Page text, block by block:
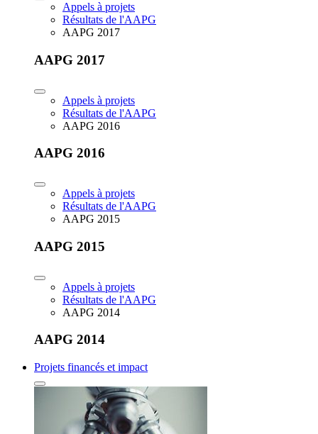
Appels à projets
Résultats de l'AAPG
AAPG 2017
AAPG 2017
Appels à projets
Résultats de l'AAPG
AAPG 2016
AAPG 2016
Appels à projets
Résultats de l'AAPG
AAPG 2015
AAPG 2015
Appels à projets
Résultats de l'AAPG
AAPG 2014
AAPG 2014
Projets financés et impact